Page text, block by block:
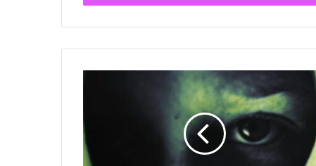
e
o
d
r
e
u
n
m